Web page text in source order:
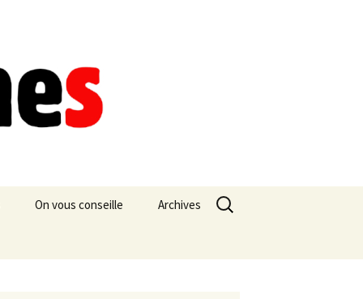
On vous conseille Archives
Rechercher :